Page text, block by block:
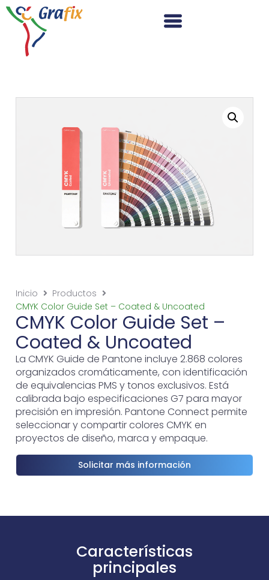
Inicio
Productos
CMYK Color Guide Set – Coated & Uncoated
CMYK Color Guide Set –
Coated & Uncoated
La CMYK Guide de Pantone incluye 2.868 colores
organizados cromáticamente, con identificación
de equivalencias PMS y tonos exclusivos. Está
calibrada bajo especificaciones G7 para mayor
precisión en impresión. Pantone Connect permite
seleccionar y compartir colores CMYK en
proyectos de diseño, marca y empaque.
Solicitar más información
Características
principales